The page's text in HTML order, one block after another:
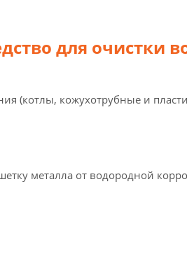
для очистки
(котлы, кожухотрубные и
металла от водородной